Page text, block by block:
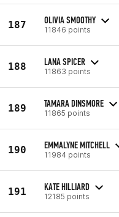
187 OLIVIA SMOOTHY
11846 points
188 LANA SPICER
11863 points
189 TAMARA DINSMORE
11865 points
190 EMMALYNE MITCHELL
11984 points
191 KATE HILLIARD
12185 points